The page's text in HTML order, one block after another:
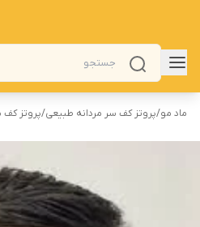
ماد مو/پروتز کف سر مردانه طبیعی/پروتز